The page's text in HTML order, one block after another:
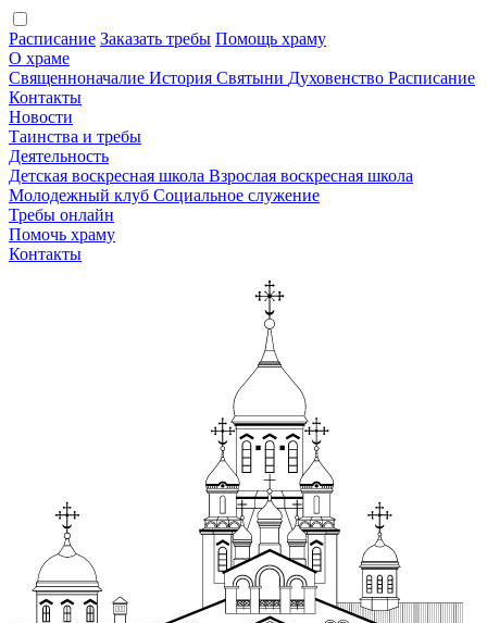
Расписание Заказать требы Помощь храму
О храме
Священноначалие История Святыни Духовенство Расписание
Контакты
Новости
Таинства и требы
Деятельность
Детская воскресная школа Взрослая воскресная школа
Молодежный клуб Социальное служение
Требы онлайн
Помочь храму
Контакты